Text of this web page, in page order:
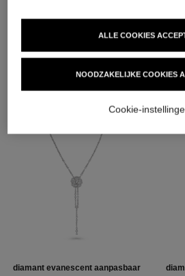
ONTDEK
diamant evanescent aanpasbaar
NOODZAKELIJKE COOKIES
ALLE COOKIES
Cookie-